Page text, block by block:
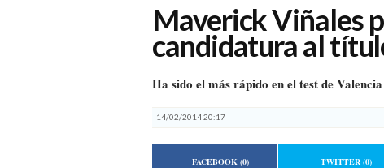
Maverick Viñales
candidatura al
Ha sido el más rápido en el test de Valencia
14/02/2014 20:17
FACEBOOK(0) TWITTER(0)